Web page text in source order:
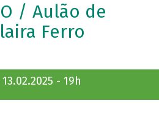
/ Aulão de
Ferro
- 19h